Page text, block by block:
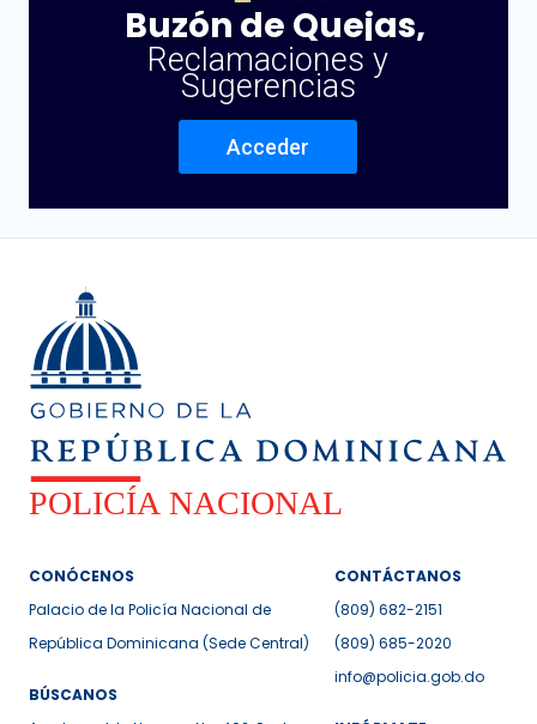
Buzón de Quejas,
Reclamaciones y
Sugerencias
Acceder
CONÓCENOS
Palacio de la Policía Nacional de
República Dominicana (Sede Central)
BÚSCANOS
CONTÁCTANOS
(809) 682-2151
(809) 685-2020
info@policia.gob.do